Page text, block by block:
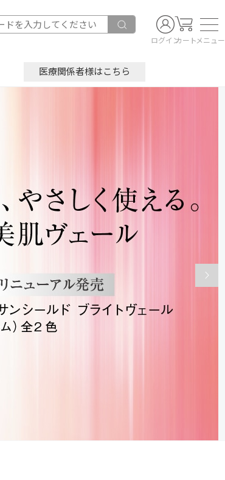
ログインカートメニュー
医療関係者様はこちら